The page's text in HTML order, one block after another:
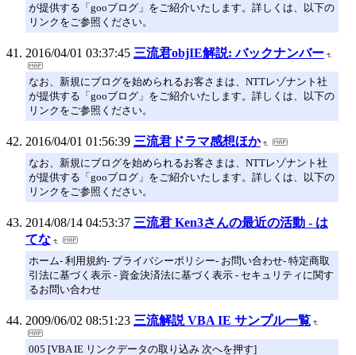
が提供する「gooブログ」をご紹介いたします。詳しくは、以下の
リンクをご参照ください。
2016/04/01 03:37:45 三流君objIE解説: バックナンバー
なお、新規にブログを始められるお客さまは、NTTレゾナント社
が提供する「gooブログ」をご紹介いたします。詳しくは、以下の
リンクをご参照ください。
2016/04/01 01:56:39 三流君ドラマ感想ほか
なお、新規にブログを始められるお客さまは、NTTレゾナント社
が提供する「gooブログ」をご紹介いたします。詳しくは、以下の
リンクをご参照ください。
2014/08/14 04:53:37 三流君 Ken3さんの最近の活動 - は
てな
ホーム- 利用規約- プライバシーポリシー- お問い合わせ- 特定商取
引法に基づく表示 - 資金決済法に基づく表示 - セキュリティに関す
るお問い合わせ
2009/06/02 08:51:23 三流解説 VBA IE サンプル一覧
005 [VBA IE リンクデータの取り込み 次へを押す]